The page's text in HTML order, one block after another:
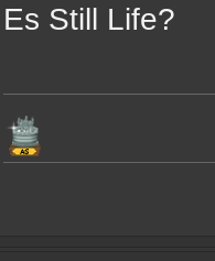
Es Still Life?